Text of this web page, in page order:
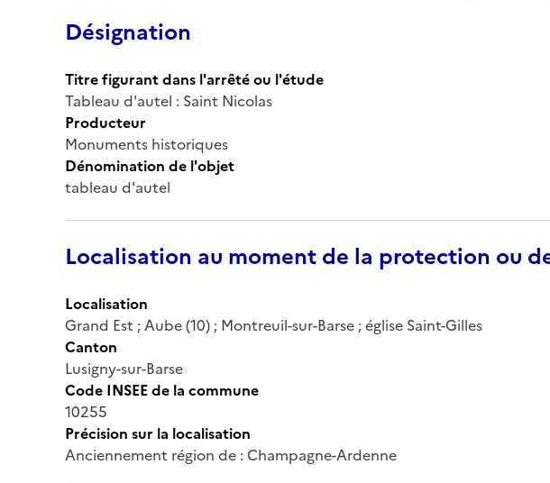
Désignation
Titre figurant dans l'arrêté ou l'étude
Tableau d'autel : Saint Nicolas
Producteur
Monuments historiques
Dénomination de l'objet
tableau d'autel
Localisation au moment de la protection ou
Localisation
Grand Est ; Aube (10) ; Montreuil-sur-Barse ; église Saint-Gilles
Canton
Lusigny-sur-Barse
Code INSEE de la commune
10255
Précision sur la localisation
Anciennement région de : Champagne-Ardenne